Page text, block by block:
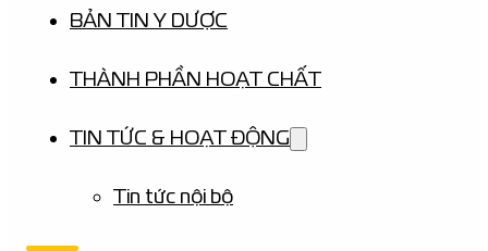
BẢN TIN Y DƯỢC
THÀNH PHẦN HOẠT CHẤT
TIN TỨC & HOẠT ĐỘNG
Tin tức nội bộ